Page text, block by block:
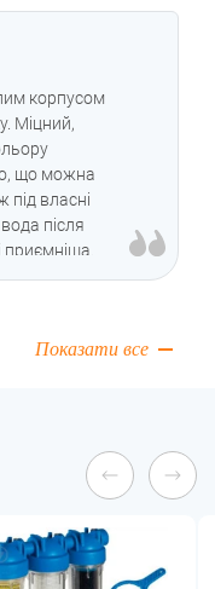
корпусом
Міцний,
що можна
під власні
після
приємніша.
Показати все